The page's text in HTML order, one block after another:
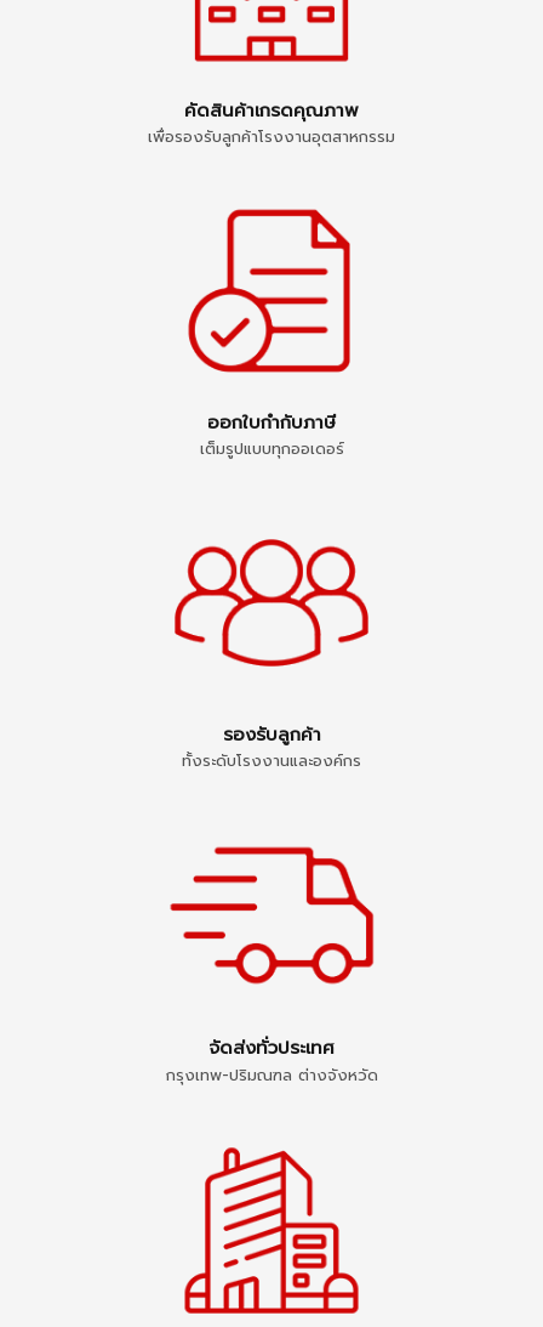
คัดสินค้าเกรดคุณภาพ
เพื่อรองรับลูกค้าโรงงานอุตสาหกรรม
ออกใบกำกับภาษี
เต็มรูปแบบทุกออเดอร์
รองรับลูกค้า
ทั้งระดับโรงงานและองค์กร
จัดส่งทั่วประเทศ
กรุงเทพ-ปริมณฑล ต่างจังหวัด